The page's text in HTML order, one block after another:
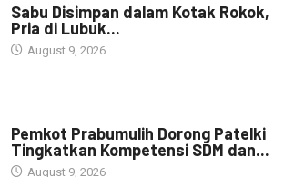
Sabu Disimpan dalam Kotak Rokok,
Pria di Lubuk...
August 9, 2026
Pemkot Prabumulih Dorong Patelki
Tingkatkan Kompetensi SDM dan...
August 9, 2026